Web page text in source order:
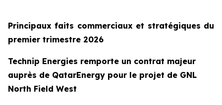
Principaux faits commerciaux et stratégiques du
premier trimestre 2026
Technip Energies remporte un contrat majeur
auprès de QatarEnergy pour le projet de GNL
North Field West